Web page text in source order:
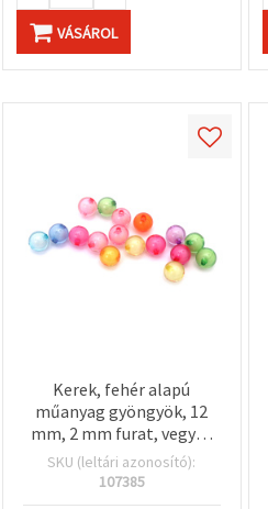
VÁSÁROL
Kerek, fehér alapú
műanyag gyöngyök, 12
mm, 2 mm furat, vegyes
színek – 50 g (~57 db)
SKU (leltári azonosító):
107385